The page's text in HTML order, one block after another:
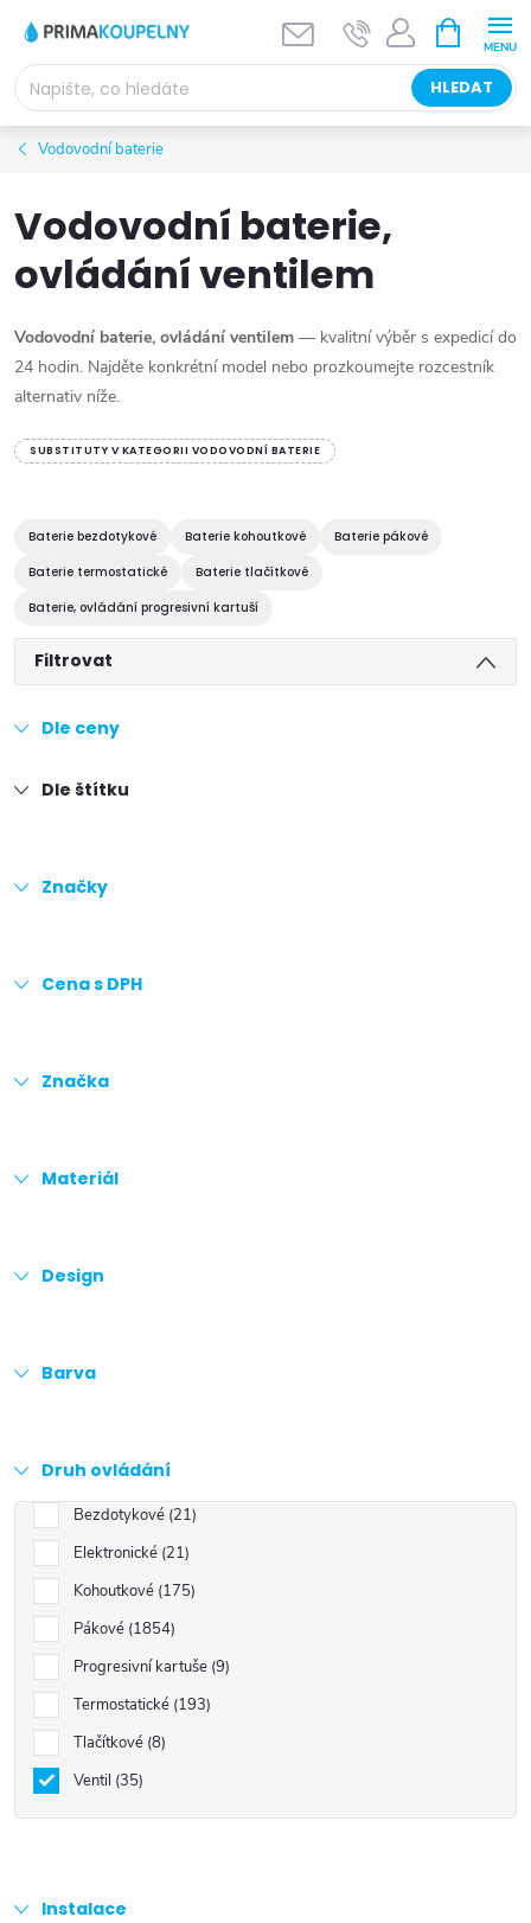
obsah
HLEDAT
NÁKUPNÍ
KOŠÍK
Vodovodní baterie
Vodovodní baterie,
ovládání ventilem
Vodovodní baterie, ovládání ventilem — kvalitní výběr s expedicí do
24 hodin. Najděte konkrétní model nebo prozkoumejte rozcestník
alternativ níže.
SUBSTITUTY V KATEGORII VODOVODNÍ BATERIE
Baterie bezdotykové Baterie kohoutkové
Baterie pákové
Baterie termostatické
Baterie tlačítkové
Baterie, ovládání progresivní kartuší
Filtrovat
Dle ceny
Dle štítku
Značky
Cena s DPH
Značka
Materiál
Design
Barva
Druh ovládání
Bezdotykové 21
Elektronické 21
Kohoutkové 175
Pákové 1854
Progresivní kartuše 9
Termostatické 193
Tlačítkové 8
Ventil 35
Instalace